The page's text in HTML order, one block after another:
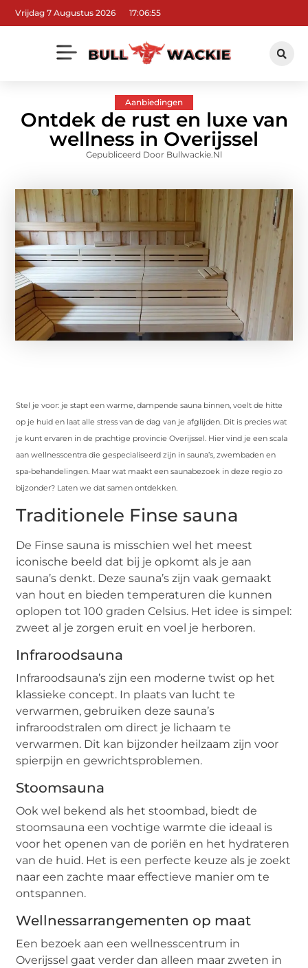
Vrijdag 7 Augustus 2026 17:06:56
Aanbiedingen
Ontdek de rust en luxe van
wellness in Overijssel
Gepubliceerd Door Bullwackie.nl
Stel je voor: je stapt een warme, dampende sauna binnen, voelt de hitte
op je huid en laat alle stress van de dag van je afglijden. Dit is precies wat
je kunt ervaren in de prachtige provincie Overijssel. Hier vind je een scala
aan wellnesscentra die gespecialiseerd zijn in sauna’s, zwembaden en
spa-behandelingen. Maar wat maakt een saunabezoek in deze regio zo
bijzonder? Laten we dat samen ontdekken.
Traditionele Finse sauna
De Finse sauna is misschien wel het meest
iconische beeld dat bij je opkomt als je aan
sauna’s denkt. Deze sauna’s zijn vaak gemaakt
van hout en bieden temperaturen die kunnen
oplopen tot 100 graden Celsius. Het idee is simpel:
zweet al je zorgen eruit en voel je herboren.
Infraroodsauna
Infraroodsauna’s zijn een moderne twist op het
klassieke concept. In plaats van lucht te
verwarmen, gebruiken deze sauna’s
infraroodstralen om direct je lichaam te
verwarmen. Dit kan bijzonder heilzaam zijn voor
spierpijn en gewrichtsproblemen.
Stoomsauna
Ook wel bekend als het stoombad, biedt de
stoomsauna een vochtige warmte die ideaal is
voor het openen van de poriën en het hydrateren
van de huid. Het is een perfecte keuze als je zoekt
naar een zachte maar effectieve manier om te
ontspannen.
Wellnessarrangementen op maat
Een bezoek aan een wellnesscentrum in
Overijssel gaat verder dan alleen maar zweten in